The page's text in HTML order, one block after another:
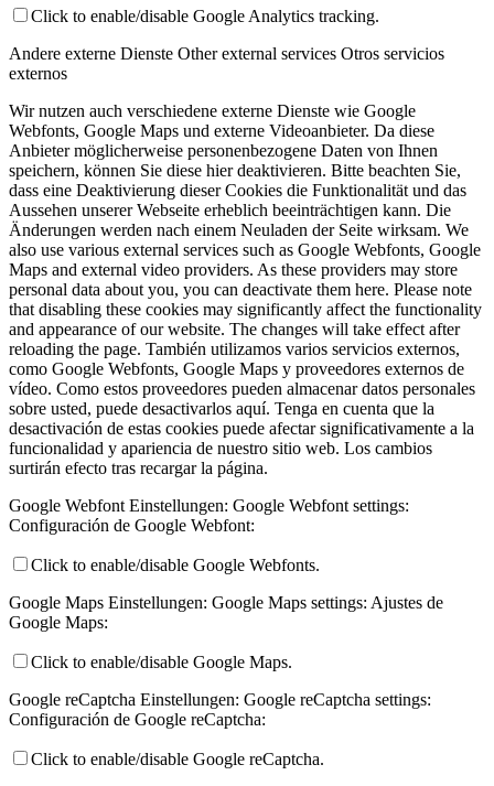
Click to enable/disable Google Analytics tracking.
Andere externe Dienste Other external services Otros servicios
externos
Wir nutzen auch verschiedene externe Dienste wie Google
Webfonts, Google Maps und externe Videoanbieter. Da diese
Anbieter möglicherweise personenbezogene Daten von Ihnen
speichern, können Sie diese hier deaktivieren. Bitte beachten Sie,
dass eine Deaktivierung dieser Cookies die Funktionalität und das
Aussehen unserer Webseite erheblich beeinträchtigen kann. Die
Änderungen werden nach einem Neuladen der Seite wirksam. We
also use various external services such as Google Webfonts, Google
Maps and external video providers. As these providers may store
personal data about you, you can deactivate them here. Please note
that disabling these cookies may significantly affect the functionality
and appearance of our website. The changes will take effect after
reloading the page. También utilizamos varios servicios externos,
como Google Webfonts, Google Maps y proveedores externos de
vídeo. Como estos proveedores pueden almacenar datos personales
sobre usted, puede desactivarlos aquí. Tenga en cuenta que la
desactivación de estas cookies puede afectar significativamente a la
funcionalidad y apariencia de nuestro sitio web. Los cambios
surtirán efecto tras recargar la página.
Google Webfont Einstellungen: Google Webfont settings:
Configuración de Google Webfont:
Click to enable/disable Google Webfonts.
Google Maps Einstellungen: Google Maps settings: Ajustes de
Google Maps:
Click to enable/disable Google Maps.
Google reCaptcha Einstellungen: Google reCaptcha settings:
Configuración de Google reCaptcha:
Click to enable/disable Google reCaptcha.